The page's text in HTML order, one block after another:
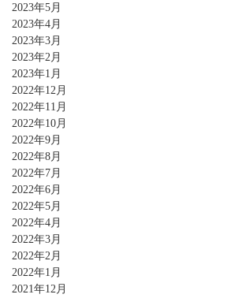
2023年5月
2023年4月
2023年3月
2023年2月
2023年1月
2022年12月
2022年11月
2022年10月
2022年9月
2022年8月
2022年7月
2022年6月
2022年5月
2022年4月
2022年3月
2022年2月
2022年1月
2021年12月